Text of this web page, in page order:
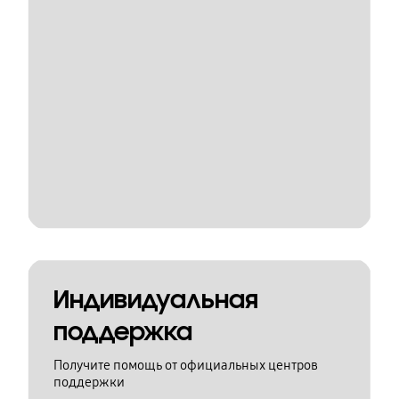
Индивидуальная
поддержка
Получите помощь от официальных центров
поддержки